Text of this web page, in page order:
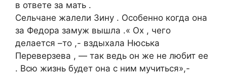
в ответе за мать .
Сельчане жалели Зину . Особенно когда она
за Федора замуж вышла .« Ох , чего
делается –то ,- вздыхала Нюська
Переверзева , — так ведь он же не любит ее
. Всю жизнь будет она с ним мучиться»,-